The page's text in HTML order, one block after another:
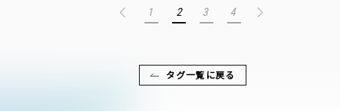
1 2 3 4
タグ一覧に戻る